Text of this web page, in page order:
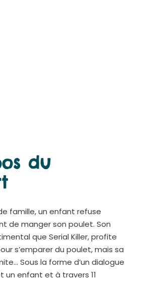
du
famille, un enfant refuse
de manger son poulet. Son
que Serial Killer, profite
s’emparer du poulet, mais sa
Sous la forme d’un dialogue
un enfant et à travers 11